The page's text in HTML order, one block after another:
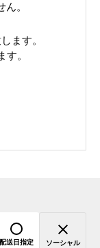
。
ます。
。
配送日指定
ソーシャル